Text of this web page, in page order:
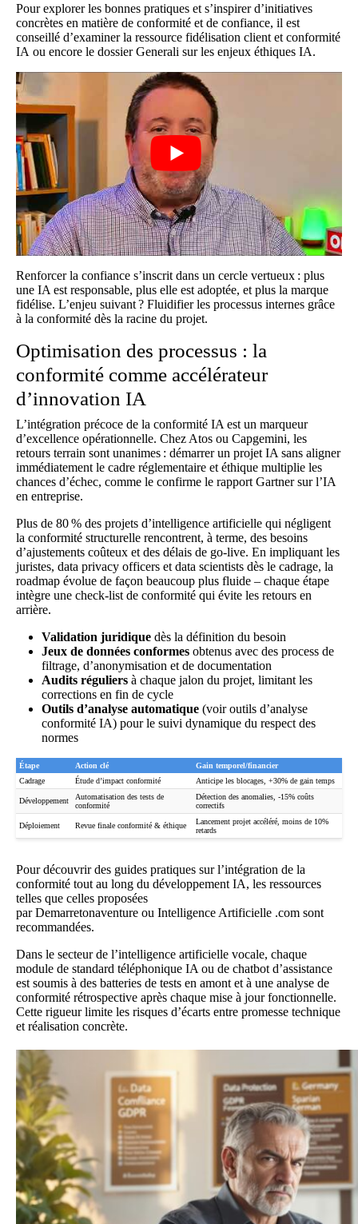
Pour explorer les bonnes pratiques et s’inspirer d’initiatives
concrètes en matière de conformité et de confiance, il est
conseillé d’examiner la ressource fidélisation client et conformité
IA ou encore le dossier Generali sur les enjeux éthiques IA.
Renforcer la confiance s’inscrit dans un cercle vertueux : plus
une IA est responsable, plus elle est adoptée, et plus la marque
fidélise. L’enjeu suivant ? Fluidifier les processus internes grâce
à la conformité dès la racine du projet.
Optimisation des processus : la
conformité comme accélérateur
d’innovation IA
L’intégration précoce de la conformité IA est un marqueur
d’excellence opérationnelle. Chez Atos ou Capgemini, les
retours terrain sont unanimes : démarrer un projet IA sans aligner
immédiatement le cadre réglementaire et éthique multiplie les
chances d’échec, comme le confirme le rapport Gartner sur l’IA
en entreprise.
Plus de 80 % des projets d’intelligence artificielle qui négligent
la conformité structurelle rencontrent, à terme, des besoins
d’ajustements coûteux et des délais de go-live. En impliquant les
juristes, data privacy officers et data scientists dès le cadrage, la
roadmap évolue de façon beaucoup plus fluide – chaque étape
intègre une check-list de conformité qui évite les retours en
arrière.
Validation juridique dès la définition du besoin
Jeux de données conformes obtenus avec des process de
filtrage, d’anonymisation et de documentation
Audits réguliers à chaque jalon du projet, limitant les
corrections en fin de cycle
Outils d’analyse automatique (voiroutils d’analyse
conformité IA) pour le suivi dynamique du respect des
normes
Étape Action clé
Gain temporel/financier
Cadrage
Étude d’impact conformité Anticipe les blocages, +30% de gain temps
Développement
Automatisation des tests de
conformité
Détection des anomalies, -15% coûts
correctifs
Déploiement Revue finale conformité & éthique
Lancement projet accéléré, moins de 10%
retards
Pour découvrir des guides pratiques sur l’intégration de la
conformité tout au long du développement IA, les ressources
telles que celles proposées
parDemarretonaventure ou Intelligence Artificielle .com sont
recommandées.
Dans le secteur de l’intelligence artificielle vocale, chaque
module de standard téléphonique IA ou de chatbot d’assistance
est soumis à des batteries de tests en amont et à une analyse de
conformité rétrospective après chaque mise à jour fonctionnelle.
Cette rigueur limite les risques d’écarts entre promesse technique
et réalisation concrète.